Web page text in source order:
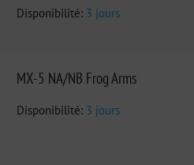
Disponibilité: 3 jours
MX-5 NA/NB Frog Arms
Disponibilité: 3 jours